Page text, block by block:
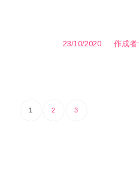
23/10/2020
/ 作成者:
1 2 3